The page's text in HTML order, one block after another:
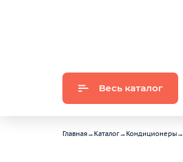
Весь каталог
Главная→ Каталог→ Кондиционеры→